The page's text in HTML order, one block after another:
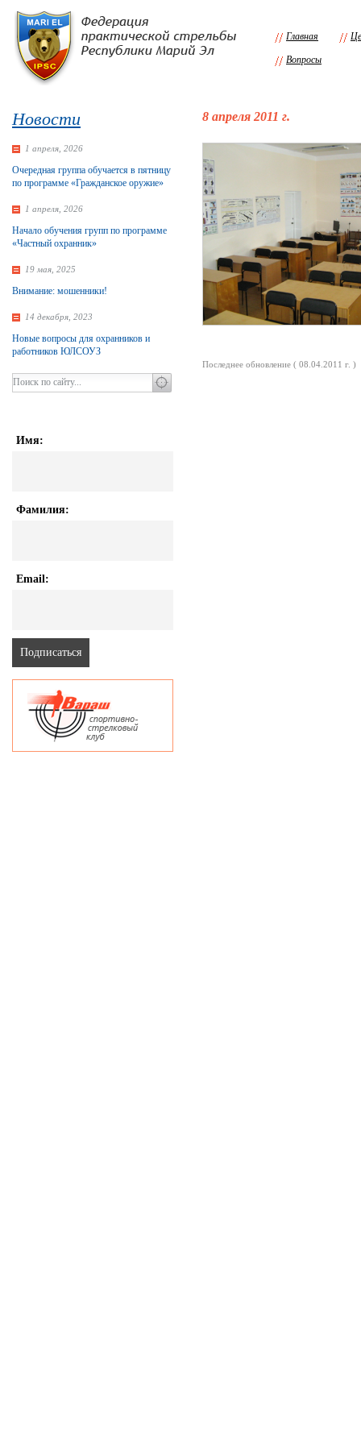
Главная
Вопросы
Новости
1 апреля, 2026
Очередная группа обучается в пятницу
по программе «Гражданское оружие»
1 апреля, 2026
Начало обучения групп по программе
«Частный охранник»
19 мая, 2025
Внимание: мошенники!
14 декабря, 2023
Новые вопросы для охранников и
работников ЮЛСОУЗ
Имя:
Фамилия:
Email:
8 апреля 2011 г.
Последнее обновление ( 08.04.2011 г. )